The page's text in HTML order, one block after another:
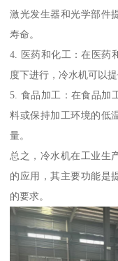
激光发生器和光学部件
寿命。
4. 医药和化工：在医药
度下进行，冷水机可以
5. 食品加工：在食品加
料或保持加工环境的低
量。
总之，冷水机在工业生
的应用，其主要功能是
的要求。